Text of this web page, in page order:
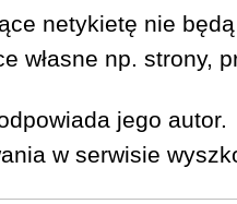
netykietę nie
własne np. strony,
jego autor.
w serwisie